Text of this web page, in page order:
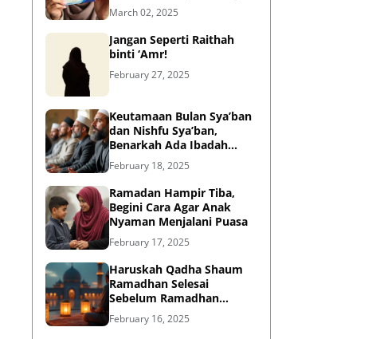
March 02, 2025
Jangan Seperti Raithah
binti ‘Amr!
February 27, 2025
Keutamaan Bulan Sya’ban
dan Nishfu Sya’ban,
Benarkah Ada Ibadah
Khusus?
February 18, 2025
Ramadan Hampir Tiba,
Begini Cara Agar Anak
Nyaman Menjalani Puasa
February 17, 2025
Haruskah Qadha Shaum
Ramadhan Selesai
Sebelum Ramadhan
Berikutnya?
February 16, 2025